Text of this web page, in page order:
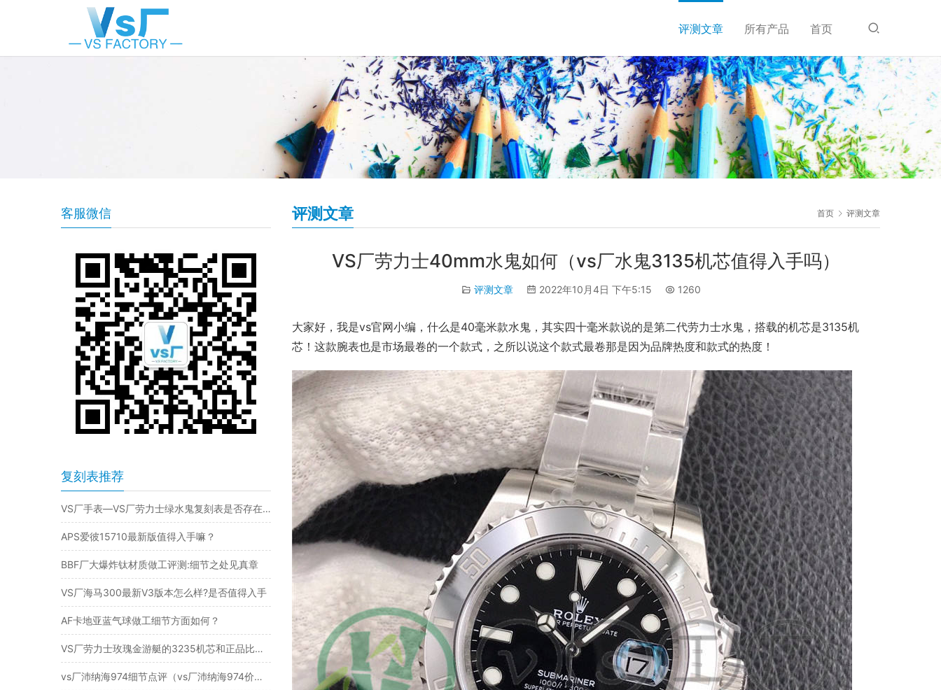
评测文章 所有产品 首页
首页 评测文章
评测文章
VS厂劳力士40mm水鬼如何（vs厂水鬼3135机芯值得入手吗）
评测文章 2022年10月4日 下午5:15 1260
大家好，我是vs官网小编，什么是40毫米款水鬼，其实四十毫米款说的是第二代劳力士水鬼，搭载的机芯是3135机
芯！这款腕表也是市场最卷的一个款式，之所以说这个款式最卷那是因为品牌热度和款式的热度！
客服微信
复刻表推荐
VS厂手表—VS厂劳力士绿水鬼复刻表是否存在破绽
APS爱彼15710最新版值得入手嘛？
BBF厂大爆炸钛材质做工评测:细节之处见真章​
VS厂海马300最新V3版本怎么样?是否值得入手
AF卡地亚蓝气球做工细节方面如何？
VS厂劳力士玫瑰金游艇的3235机芯和正品比起来会不会一眼假呀？
vs厂沛纳海974细节点评（vs厂沛纳海974价格多少）